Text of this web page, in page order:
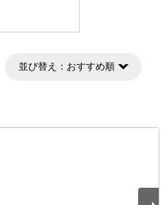
並び替え： おすすめ順